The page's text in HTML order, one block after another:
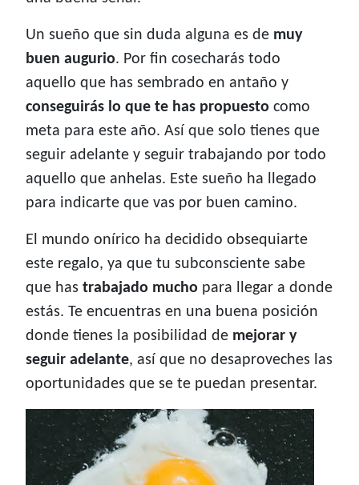
Un sueño que sin duda alguna es de muy
buen augurio. Por fin cosecharás todo
aquello que has sembrado en antaño y
conseguirás lo que te has propuesto como
meta para este año. Así que solo tienes que
seguir adelante y seguir trabajando por todo
aquello que anhelas. Este sueño ha llegado
para indicarte que vas por buen camino.
El mundo onírico ha decidido obsequiarte
este regalo, ya que tu subconsciente sabe
que has trabajado mucho para llegar a donde
estás. Te encuentras en una buena posición
donde tienes la posibilidad de mejorar y
seguir adelante, así que no desaproveches las
oportunidades que se te puedan presentar.